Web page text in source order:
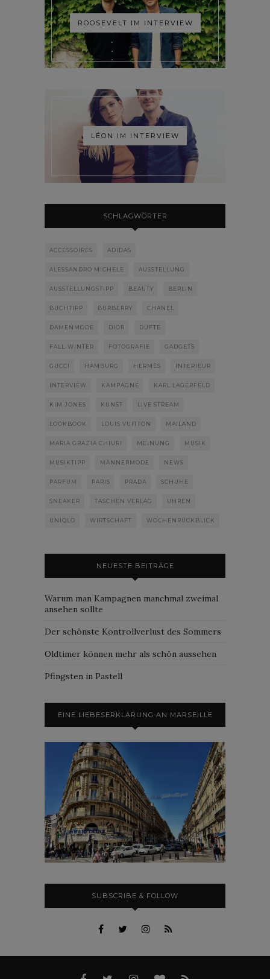
ROOSEVELT IM INTERVIEW
LÉON IM INTERVIEW
SCHLAGWÖRTER
ACCESSOIRES ADIDAS
ALESSANDRO MICHELE AUSSTELLUNG
AUSSTELLUNGSTIPP BEAUTY BERLIN
BUCHTIPP BURBERRY CHANEL
DAMENMODE DIOR DÜFTE
FALL-WINTER FOTOGRAFIE GADGETS
GUCCI HAMBURG HERMÈS INTERIEUR
INTERVIEW KAMPAGNE KARL LAGERFELD
KIM JONES KUNST LIVE STREAM
LOOKBOOK LOUIS VUITTON MAILAND
MARIA GRAZIA CHIURI MEINUNG MUSIK
MUSIKTIPP MÄNNERMODE NEWS
PARFUM PARIS PRADA SCHUHE
SNEAKER TASCHEN VERLAG UHREN
UNIQLO WIRTSCHAFT WOCHENRÜCKBLICK
NEUESTE BEITRÄGE
Warum man Kampagnen manchmal zweimal
ansehen sollte
Der schönste Kontrollverlust des Sommers
Oldtimer können mehr als schön aussehen
Pfingsten in Pastell
EINE LIEBESERKLÄRUNG AN MARSEILLE
SUBSCRIBE & FOLLOW